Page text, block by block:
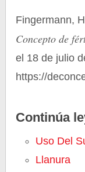
Fingermann,
Concepto de
el 18 de julio
https://
Continúa
Uso Del
Llanura